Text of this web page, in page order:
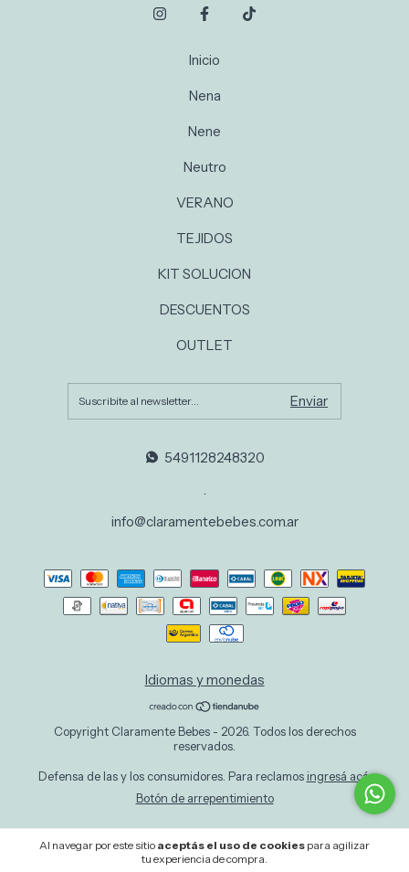
Al navegar por este sitio aceptás el uso de cookies para agilizar
tu experiencia de compra.
Inicio
Nena
Nene
Neutro
VERANO
TEJIDOS
KIT SOLUCION
DESCUENTOS
OUTLET
5491128248320
info@claramentebebes.com.ar
Idiomas y monedas
Copyright Claramente Bebes - 2026. Todos los derechos
reservados.
Defensa de las y los consumidores. Para reclamos ingresá acá.
Botón de arrepentimiento